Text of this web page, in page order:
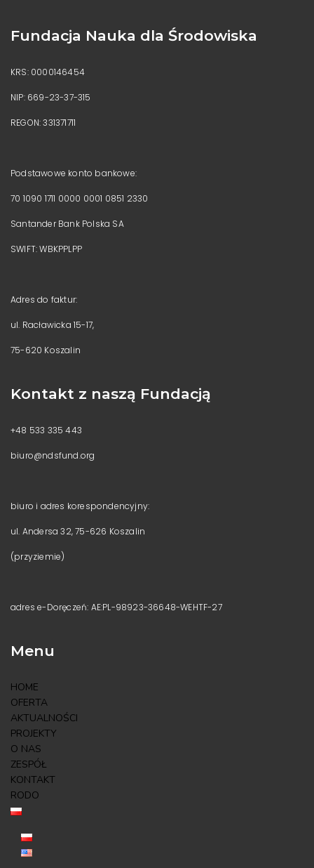
Fundacja Nauka dla Środowiska
KRS: 0000146454
NIP: 669-23-37-315
REGON: 331371711
Podstawowe konto bankowe:
70 1090 1711 0000 0001 0851 2330
Santander Bank Polska SA
SWIFT: WBKPPLPP
Adres do faktur:
ul. Racławicka 15-17,
75-620 Koszalin
Kontakt z naszą Fundacją
+48 533 335 443
biuro@ndsfund.org
biuro i adres korespondencyjny:
ul. Andersa 32, 75-626 Koszalin
(przyziemie)
adres e-Doręczeń: AE:PL-98923-36648-WEHTF-27
Menu
HOME
OFERTA
AKTUALNOŚCI
PROJEKTY
O NAS
ZESPÓŁ
KONTAKT
RODO